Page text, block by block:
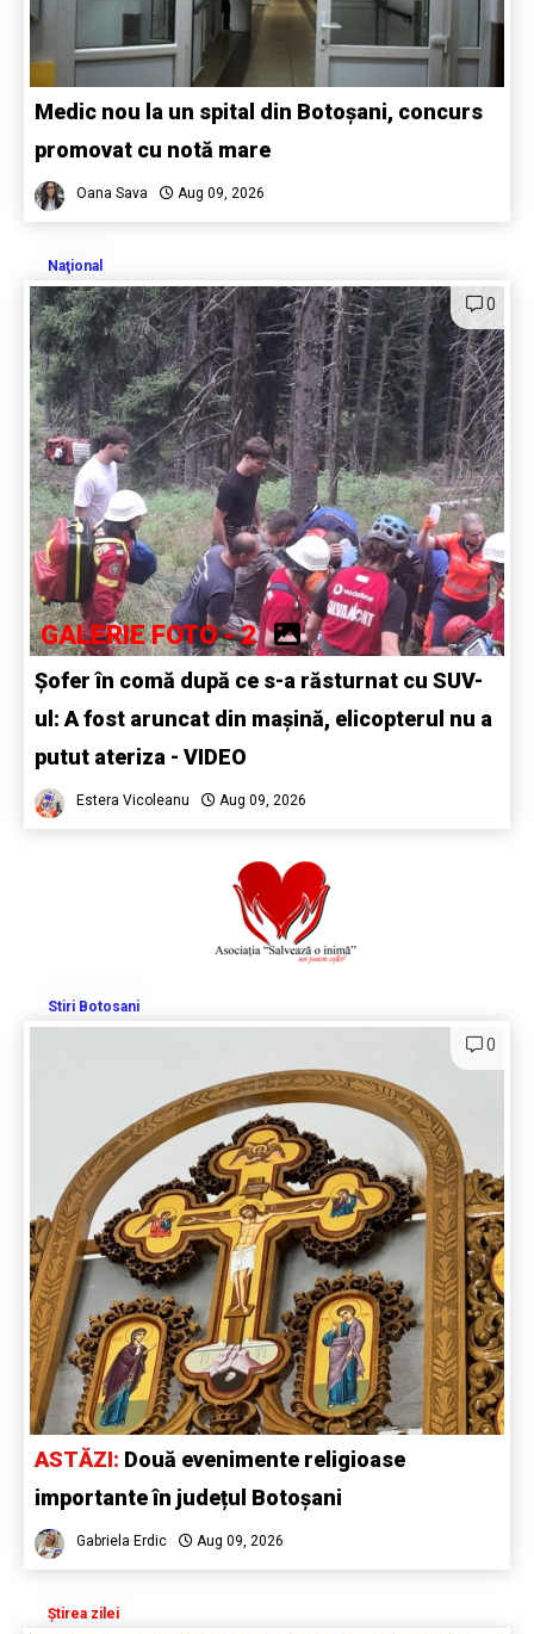
Medic nou la un spital din Botoșani, concurs
promovat cu notă mare
Oana Sava Aug 09, 2026
Naţional
0
GALERIE FOTO - 2
Șofer în comă după ce s-a răsturnat cu SUV-
ul: A fost aruncat din mașină, elicopterul nu a
putut ateriza - VIDEO
Estera Vicoleanu Aug 09, 2026
Stiri Botosani
0
ASTĂZI: Două evenimente religioase
importante în județul Botoșani
Gabriela Erdic Aug 09, 2026
Știrea zilei